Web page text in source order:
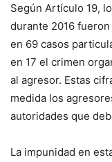
Según Artículo 19,
durante 2016
en 69 casos
en 17 el crimen
al agresor. Estas
medida los
autoridades que
La impunidad en